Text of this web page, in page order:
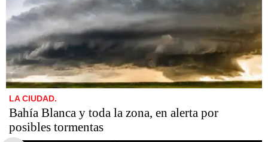
LA CIUDAD.
Bahía Blanca y toda la zona, en alerta por
posibles tormentas